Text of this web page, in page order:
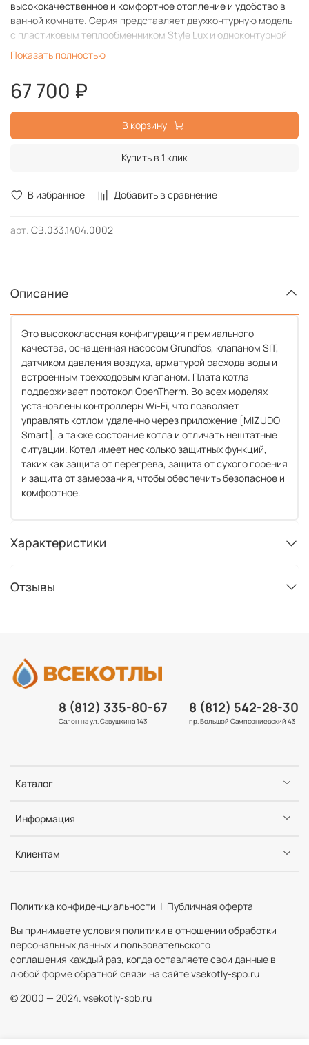
В избранное Добавить в сравнение
арт. CB.033.1404.0002
высококачественное и комфортное отопление и удобство в
ванной комнате. Серия представляет двухконтурную модель
с пластиковым теплообменником Style Lux и одноконтурной
моделью Style One.
Показать полностью
67 700 ₽
В корзину
Купить в 1 клик
Описание
Это высококлассная конфигурация премиального
качества, оснащенная насосом Grundfos, клапаном SIT,
датчиком давления воздуха, арматурой расхода воды и
встроенным трехходовым клапаном. Плата котла
поддерживает протокол OpenTherm. Во всех моделях
установлены контроллеры Wi-Fi, что позволяет
управлять котлом удаленно через приложение [MIZUDO
Smart], а также состояние котла и отличать нештатные
ситуации. Котел имеет несколько защитных функций,
таких как защита от перегрева, защита от сухого горения
и защита от замерзания, чтобы обеспечить безопасное и
комфортное.
Характеристики
Отзывы
Каталог
Информация
Клиентам
8 (812) 335-80-67
Салон на ул. Савушкина 143
8 (812) 542-28-30
пр. Большой Сампсониевский 43
Политика конфиденциальности | Публичная оферта
Вы принимаете условия политики в отношении обработки
персональных данных и пользовательского
соглашения каждый раз, когда оставляете свои данные в
любой форме обратной связи на сайте vsekotly-spb.ru
© 2000 — 2024. vsekotly-spb.ru